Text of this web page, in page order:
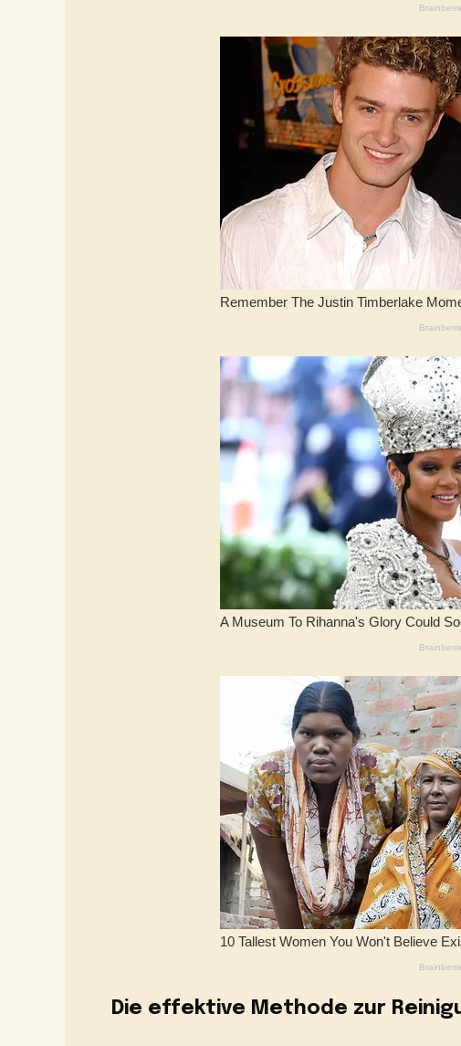
Die effektive Methode zur